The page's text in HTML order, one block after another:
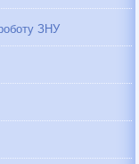
ЗНУ